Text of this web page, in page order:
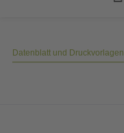
Datenblatt und Druckvorlagen